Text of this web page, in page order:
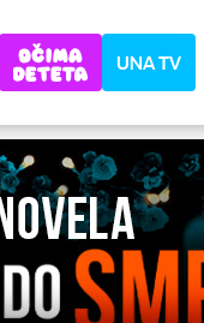
UNA TV